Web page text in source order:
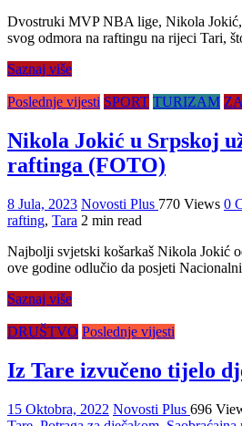
Dvostruki MVP NBA lige, Nikola
svog odmora na raftingu na rijeci Tari,
Saznaj više
Poslednje vijesti SPORT TURIZAM
Nikola Јokić u Srpskoj
raftinga (FOTO)
8 Jula, 2023 Novosti Plus 770 Views 0
rafting, Tara 2 min read
Najbolji svjetski košarkaš Nikola Јokić
ove godine odlučio da posjeti
Saznaj više
DRUŠTVO Poslednje vijesti
Iz Tare izvučeno tijelo
15 Oktobra, 2022 Novosti Plus 696